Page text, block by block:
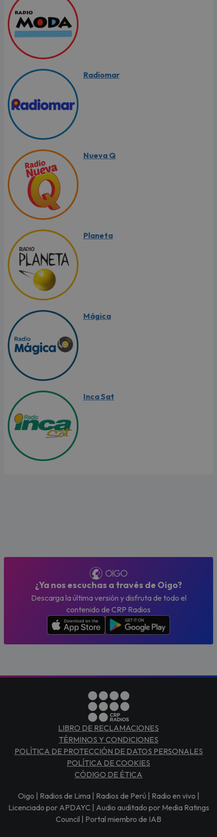
Radiomar
Nueva Q
Planeta
Mágica
Inca Sat
¿Ya nos escuchas a través de Oigo?
Descarga la última versión y disfruta de todo el
contenido de CRP Radios
LIBRO DE RECLAMACIONES
TÉRMINOS Y CONDICIONES
POLÍTICA DE PROTECCIÓN DE DATOS PERSONALES
POLÍTICA DE COOKIES
CÓDIGO DE ÉTICA
Oigo | Radios de Lima | Radios de Perú | Radio en vivo |
Licenciado por APDAYC | Audio auditado por Media Ratings
Council | Portal miembro de IAB